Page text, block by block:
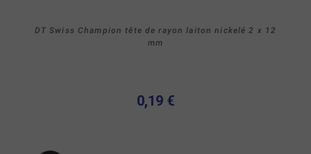
DT Swiss Champion tête de rayon laiton nickelé 2 x 12
mm
0,19 €